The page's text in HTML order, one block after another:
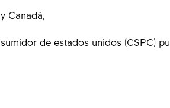
Canadá,
de estados unidos (CSPC)